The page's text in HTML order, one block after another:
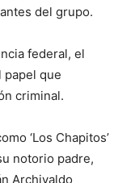
del grupo.
federal, el
papel que
criminal.
‘Los Chapitos’
notorio padre,
Archivaldo